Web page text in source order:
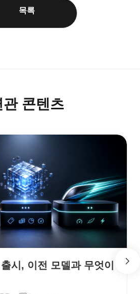
목록
관 콘텐츠
시, 이전 모델과 무엇이